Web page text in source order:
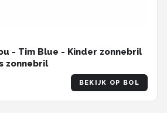
- Tim Blue - Kinder zonnebril
zonnebril
BEKIJK OP BOL